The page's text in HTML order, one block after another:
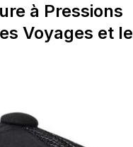
à Pressions
Voyages et le